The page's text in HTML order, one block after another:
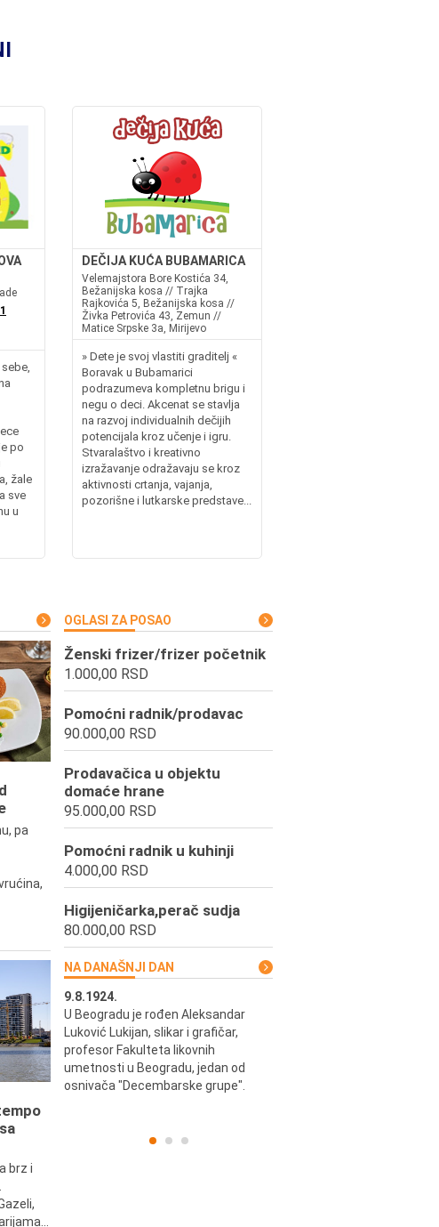
po
žale
sve
u
DEČIJA KUĆA BUBAMARICA
Velemajstora Bore Kostića 34,
Bežanijska kosa // Trajka
Rajkovića 5, Bežanijska kosa //
Živka Petrovića 43, Zemun //
Matice Srpske 3a, Mirijevo
» Dete je svoj vlastiti graditelj «
Boravak u Bubamarici
podrazumeva kompletnu brigu i
negu o deci. Akcenat se stavlja
na razvoj individualnih dečijih
potencijala kroz učenje i igru.
Stvaralaštvo i kreativno
izražavanje odražavaju se kroz
aktivnosti crtanja, vajanja,
pozorišne i lutkarske predstave...
pa
brz i
OGLASI ZA POSAO
Ženski frizer/frizer početnik
1.000,00 RSD
Pomoćni radnik/prodavac
90.000,00 RSD
Prodavačica u objektu
domaće hrane
95.000,00 RSD
Pomoćni radnik u kuhinji
4.000,00 RSD
Higijeničarka,perač sudja
80.000,00 RSD
NA DANAŠNJI DAN
u Srbiju i
književni i
tokova
i
9.8.1924.
U Beogradu je rođen Aleksandar
Luković Lukijan, slikar i grafičar,
profesor Fakulteta likovnih
umetnosti u Beogradu, jedan od
osnivača "Decembarske grupe".